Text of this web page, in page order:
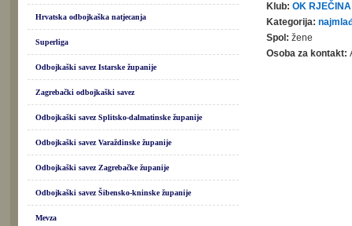
Hrvatska odbojkaška natjecanja
Superliga
Odbojkaški savez Istarske županije
Zagrebački odbojkaški savez
Odbojkaški savez Splitsko-dalmatinske županije
Odbojkaški savez Varaždinske županije
Odbojkaški savez Zagrebačke županije
Odbojkaški savez Šibensko-kninske županije
Mevza
Klub: OK RJEČINA
Kategorija:
Spol: žene
Osoba za kontakt: